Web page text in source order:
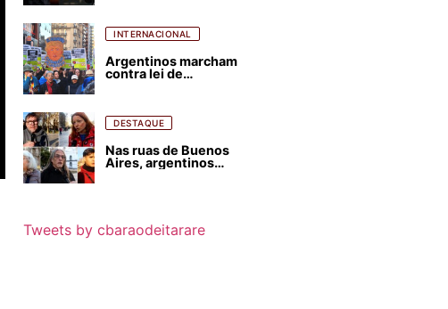
INTERNACIONAL
Argentinos marcham
contra lei de
florestais
DESTAQUE
Nas ruas de Buenos
Aires, argentinos
Tweets by cbaraodeitarare